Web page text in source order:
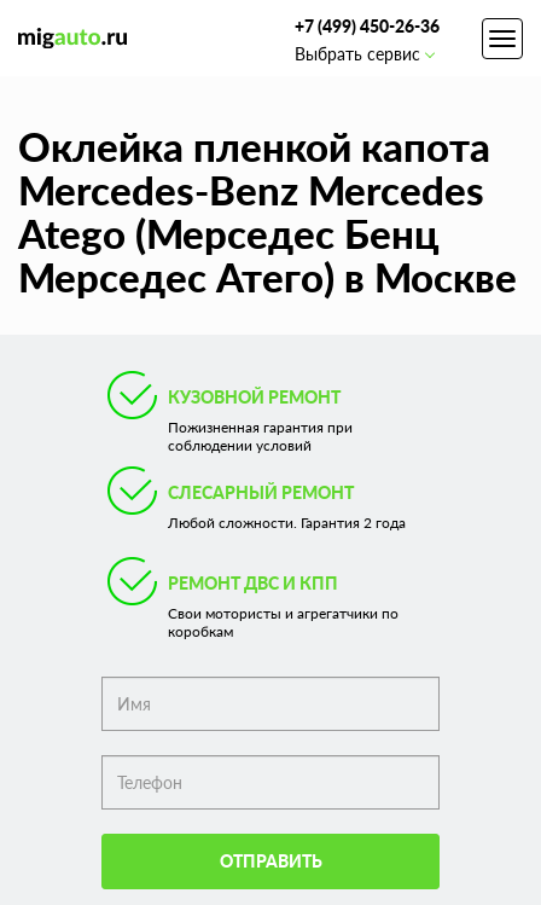
+7 (499) 450-26-36
Выбрать сервис
Оклейка пленкой капота
Mercedes-Benz Mercedes
Atego (Мерседес Бенц
Мерседес Атего) в Москве
КУЗОВНОЙ РЕМОНТ
Пожизненная гарантия при
соблюдении условий
СЛЕСАРНЫЙ РЕМОНТ
Любой сложности. Гарантия 2 года
РЕМОНТ ДВС И КПП
Свои мотористы и агрегатчики по
коробкам
ОТПРАВИТЬ